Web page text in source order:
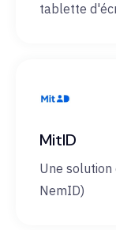
tablette
MitID
Une solution
NemID)